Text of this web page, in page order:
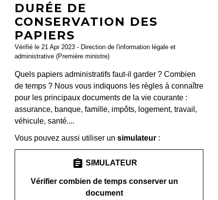
DURÉE DE
CONSERVATION DES
PAPIERS
Vérifié le 21 Apr 2023 - Direction de l'information légale et
administrative (Première ministre)
Quels papiers administratifs faut-il garder ? Combien
de temps ? Nous vous indiquons les règles à connaître
pour les principaux documents de la vie courante :
assurance, banque, famille, impôts, logement, travail,
véhicule, santé....
Vous pouvez aussi utiliser un simulateur :
assignment SIMULATEUR
Vérifier combien de temps conserver un
document